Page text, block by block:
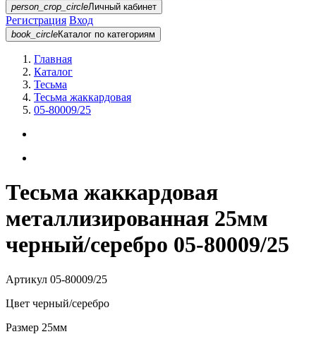
person_crop_circleЛичный кабинет
Регистрация Вход
book_circleКаталог по категориям
Главная
Каталог
Тесьма
Тесьма жаккардовая
05-80009/25
Тесьма жаккардовая
металлизированная 25мм
черный/серебро 05-80009/25
Артикул 05-80009/25
Цвет черный/серебро
Размер 25мм